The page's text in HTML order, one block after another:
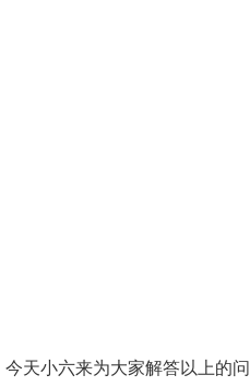
天小六来为大家解答以上的问